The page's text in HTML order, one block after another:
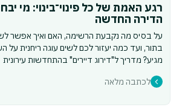
רגע האמת של כל פינוי־בינוי: מי
הדירה החדשה
על בסיס מה נקבעת הרשימה, האם ואיך אפשר
בתור, ועד כמה יעזור לכם לשים עוגה ריחנית
מגיע? מדריך ל"דירוג דיירים" בהתחדשות עירונית
לכתבה מלאה